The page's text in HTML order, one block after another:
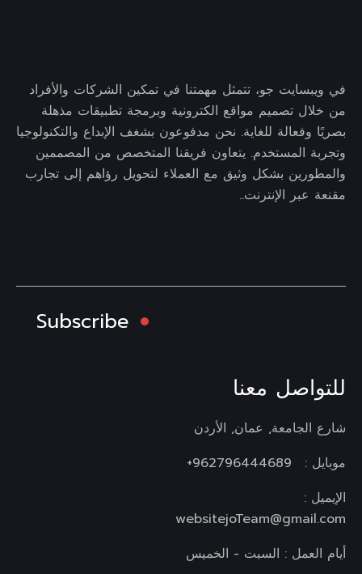
في ويبسايت جو، تتمثل مهمتنا في تمكين الشركات والأفراد
من خلال تصميم مواقع الكترونية وبرمجة تطبيقات مذهلة
بصريًا وفعالة للغاية. نحن مدفوعون بشغف الإبداع والتكنولوجيا
وتجربة المستخدم. يتعاون فريقنا المتخصص من المصممين
والمطورين بشكل وثيق مع العملاء لتحويل رؤاهم إلى تجارب
مقنعة عبر الإنترنت..
Subscribe
للتواصل معنا
شارع الجامعة, عمان, الأردن
موبايل :
962796444689+
الإيميل :
websitejoTeam@gmail.com
أيام العمل : السبت - الخميس